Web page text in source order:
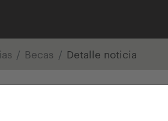
Becas Detalle noticia